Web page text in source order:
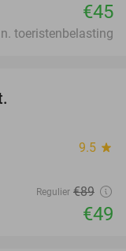
€45
toeristenbelasting
9.5 star
Regulier €89
€49